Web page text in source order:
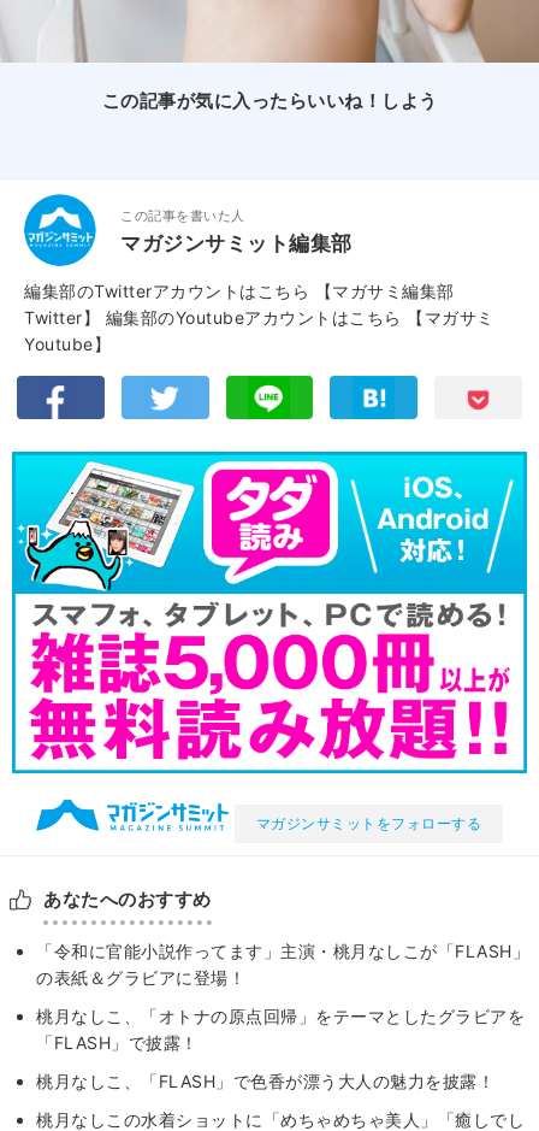
この記事が気に入ったらいいね！しよう
この記事を書いた人
マガジンサミット編集部
編集部のTwitterアカウントはこちら
【マガサミ編集部
Twitter】
編集部のYoutubeアカウントはこちら
【マガサミ
Youtube】
マガジンサミットをフォローする
あなたへのおすすめ
「令和に官能小説作ってます」主演・桃月なしこが「FLASH」
の表紙＆グラビアに登場！
桃月なしこ、「オトナの原点回帰」をテーマとしたグラビアを
「FLASH」で披露！
桃月なしこ、「FLASH」で色香が漂う大人の魅力を披露！
桃月なしこの水着ショットに「めちゃめちゃ美人」「癒しでし